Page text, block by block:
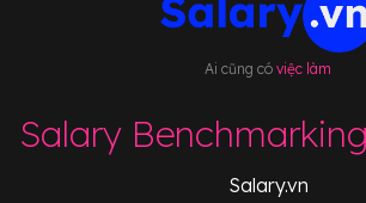
Ai cũng có việc làm
Salary
Salary.vn